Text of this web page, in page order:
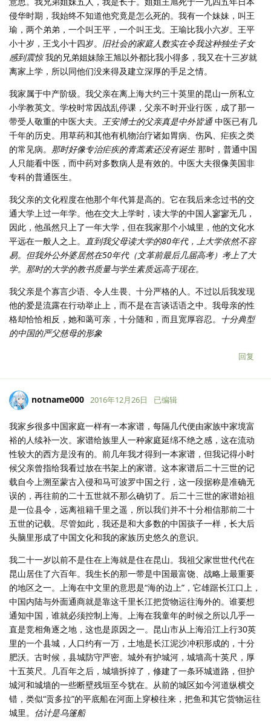
侵华时期，我始终不知道他究竟是怎么死的。我有一个妹妹，叫王
瑜，两个弟弟，一个叫王平，一个叫王戈。王瑜比我小六岁。王平
小十岁，王戈小十四岁。 旧社会的家庭人数实在令我这种独生子女
感到震惊我的兄弟姐妹除王旭以外都比我小得多，我又在十三岁就
离家上学，所以同他们没来得及建立深厚的手足之情。
我家属于中产阶级。我父亲在离上海大约三十英里的昆山一所私立
小学教英文。学校时常因战乱停课，父亲不时开业行医，成了那一
带受人敬重的中医大夫。 王安博士的父亲真是中外皆通中医已有几
千年的历史。用草药和其他有机物治疗诸如胃病、伤风、疟疾之类
的常见病。 那时好像专治疟疾的青蒿素还没有诞生那时，普通中国
人只能看中医，而中药对多数病人是有效的。中医大夫很像美国非
专科的普通医生。
我父亲的文化程度在他那个年代算是高的。它在我后来念过书的交
通大学上过一年学。他在交大上学时，读大学的中国人寥寥无几，
因此，他虽然只上了一年大学，但在我家那个小城里，他的文化水
平远在一般人之上。
直到我父母读大学的80年代，上大学依然不容
易。但我外公外婆居然在50年代（文革前最后几届高考）考上了大
学。那时的大学的教书质量与学生素质远高于现在。
我父亲是个寡言少语、令人生畏、十分严格的人。不过以后我发现
他的爱是流露在行动举止上，而不是在言谈话语之中。我母亲的性
格却恰恰相反，她和蔼可亲，十分随和，而且宽厚容忍。 十分典型
的中国的严父慈母的形象
回复
notname000 2016年12月26日 已编辑
我家乡很多中国家庭一样有一本家谱，每隔几代便由家族中家境富
裕的人续补一次。家谱给族里人一种家庭延绵不绝之感，这在流动
性较大的西方是没有的。前几年我才得到一本家谱，但我记得小时
候父亲曾指给我看过放在书架上的家谱。这本家谱后二十三世的记
载自今上溯至蒙古入侵和马可波罗中国之行，这一段据称是准确无
误的，再往前的二十五世就不那么确切了。后二十三世的家谱始祖
是一位县令，远离祖籍千里之遥，所以我们并不十分相信那前二十
五世的记载。尽管如此，我还是和大多数的中国孩子一样，长大后
头脑里形成了中国文化和我的家族历史悠久的意识。
我二十一岁以前不是住在上海就是住在昆山。我祖父家世世代代在
昆山居住了六百年。我生长的那一带是中国最富饶、战略上最重要
的地区之一。上海在中文里的意思是“海的边上”，它雄踞长江口上，
中国内陆与外面通商就是靠这千里长江把货物运往海外的。谁要想
通知中国，谁就必须控制上海。上海在我童年的时候之所以几乎一
直是竞相角逐之地，这也是原因之一。昆山市从上海沿江上行30英
里的一个县城，人口约有一万，土地是长江泥沙冲积形成的，十分
肥沃。古时候，县城防守严密。城外有护城河，城墙高十英尺，厚
十五英尺。几百年之后，城墙拆掉了，修建了一条环城道路，但护
城河和城墙的一些断壁残垣至今犹在。从前的城区如今河道纵横交
错，类似“贡多拉”的平底船在河面上穿梭往来，把鱼和其它货物运往
城里。 估计是乌篷船